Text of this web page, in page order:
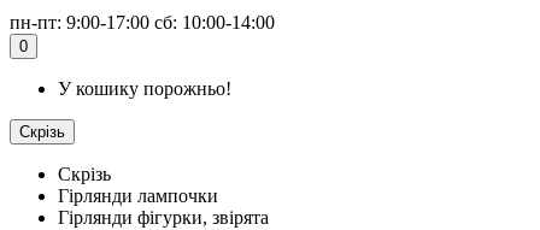
пн-пт: 9:00-17:00 сб: 10:00-14:00
0
У кошику порожньо!
Скрізь
Скрізь
Гірлянди лампочки
Гірлянди фігурки, звірята